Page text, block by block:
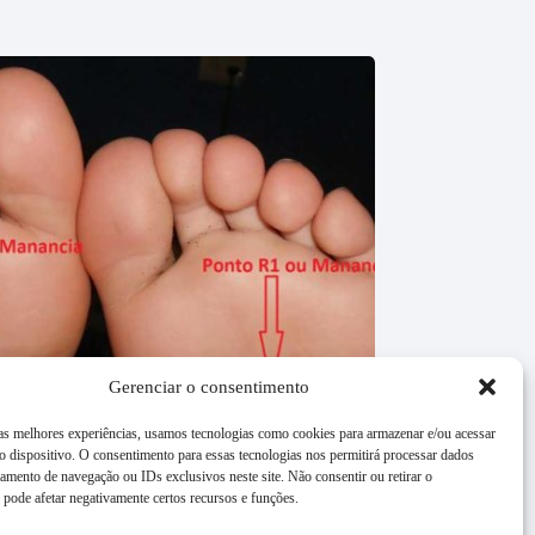
Gerenciar o consentimento
melhores experiências, usamos tecnologias como cookies para armazenar e/ou acessar
dispositivo. O consentimento para essas tecnologias nos permitirá processar dados
de navegação ou IDs exclusivos neste site. Não consentir ou retirar o
afetar negativamente certos recursos e funções.